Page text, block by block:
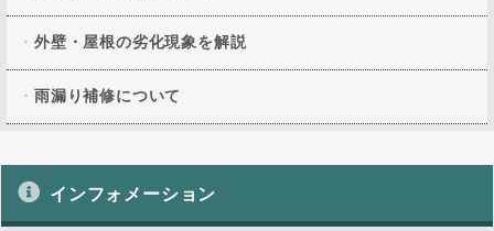
外壁・屋根の劣化現象を解説
雨漏り補修について
インフォメーション